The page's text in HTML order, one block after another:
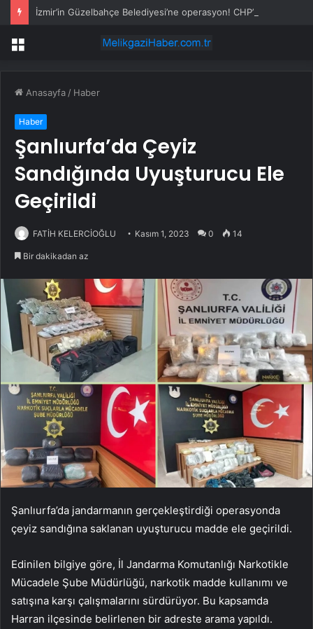
Menü
Anasayfa / Haber
Haber
Şanlıurfa’da Çeyiz
Sandığında Uyuşturucu Ele
Geçirildi
FATİH KELERCİOĞLU Kasım 1, 2023 0 14
Bir dakikadan az
Şanlıurfa’da jandarmanın gerçekleştirdiği operasyonda
çeyiz sandığına saklanan uyuşturucu madde ele geçirildi.
Edinilen bilgiye göre, İl Jandarma Komutanlığı Narkotikle
Mücadele Şube Müdürlüğü, narkotik madde kullanımı ve
satışına karşı çalışmalarını sürdürüyor. Bu kapsamda
Harran ilçesinde belirlenen bir adreste arama yapıldı.